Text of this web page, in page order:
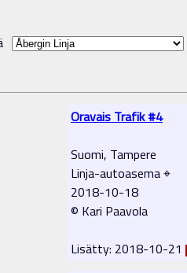
Oravais Trafik #4
Suomi, Tampere
Linja-autoasema ⌖
2018-10-18
© Kari Paavola
Lisätty: 2018-10-21